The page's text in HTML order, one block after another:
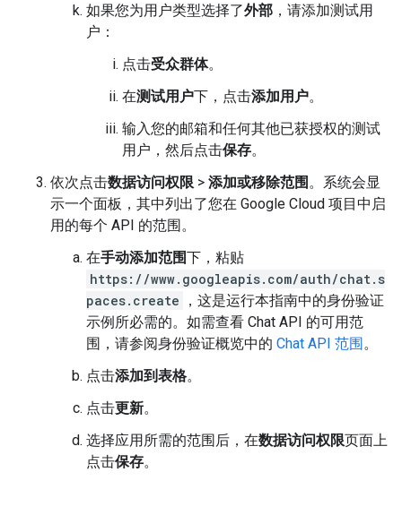
如果您为用户类型选择了外部 ，请添加测试用
户：
点击受众群体。
在测试用户下，点击添加用户。
输入您的邮箱和任何其他已获授权的测试
用户，然后点击保存。
依次点击数据访问权限 > 添加或移除范围 。系统会显
示一个面板，其中列出了您在 Google Cloud 项目中启
用的每个 API 的范围。
在手动添加范围下，粘贴
https://www.googleapis.com/auth/chat.s
paces.create
，这是运行本指南中的身份验证
示例所必需的。如需查看 Chat API 的可用范
围，请参阅身份验证概览中的 Chat API 范围。
点击添加到表格。
点击更新。
选择应用所需的范围后，在数据访问权限页面上
点击保存。